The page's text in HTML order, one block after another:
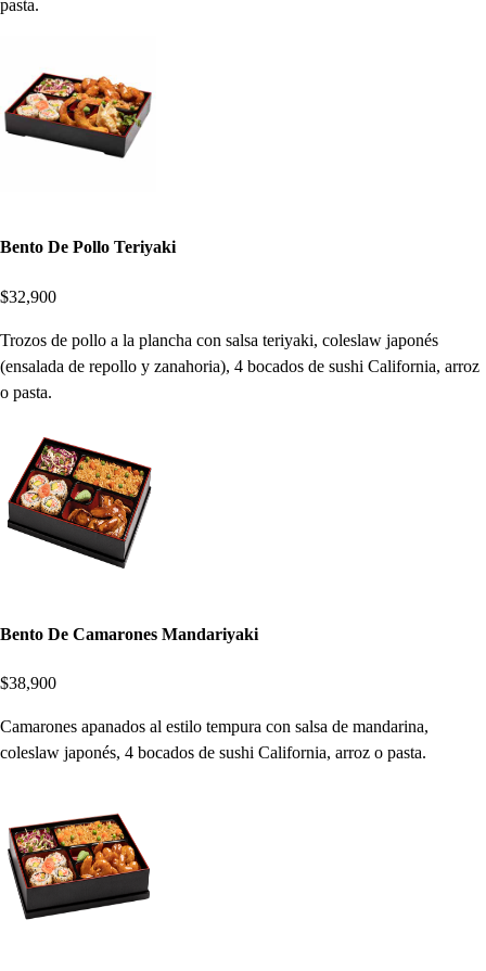
pasta.
Bento De Pollo Teriyaki
$32,900
Trozos de pollo a la plancha con salsa teriyaki, coleslaw japonés
(ensalada de repollo y zanahoria), 4 bocados de sushi California, arroz
o pasta.
Bento De Camarones Mandariyaki
$38,900
Camarones apanados al estilo tempura con salsa de mandarina,
coleslaw japonés, 4 bocados de sushi California, arroz o pasta.